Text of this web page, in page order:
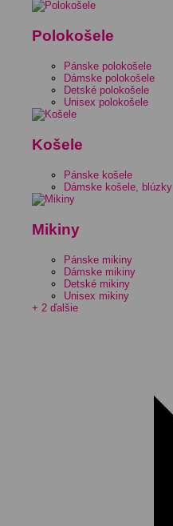
Polokošele
Pánske polokošele
Dámske polokošele
Detské polokošele
Unisex polokošele
Košele
Pánske košele
Dámske košele, blúzky
Mikiny
Pánske mikiny
Dámske mikiny
Detské mikiny
Unisex mikiny
+ 2 ďalšie